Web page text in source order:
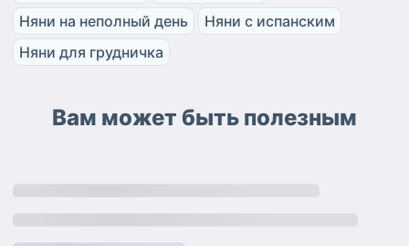
Няни на неполный день
Няни с испанским
Няни для грудничка
Вам может быть полезным